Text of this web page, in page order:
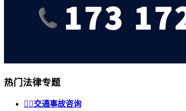
热门法律专题
 交通事故咨询